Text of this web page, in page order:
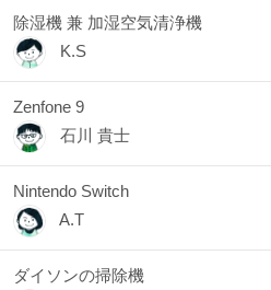
K.S
除湿機 兼 加湿空気清浄機
石川 貴士
Zenfone 9
A.T
Nintendo Switch
ダイソンの掃除機